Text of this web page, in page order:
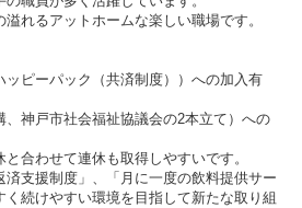
れるアットホームな楽しい職場です。
ッピーパック（共済制度））への加入有
、神戸市社会福祉協議会の2本立て）への
合わせて連休も取得しやすいです。
済支援制度」、「月に一度の飲料提供サー
く続けやすい環境を目指して新たな取り組